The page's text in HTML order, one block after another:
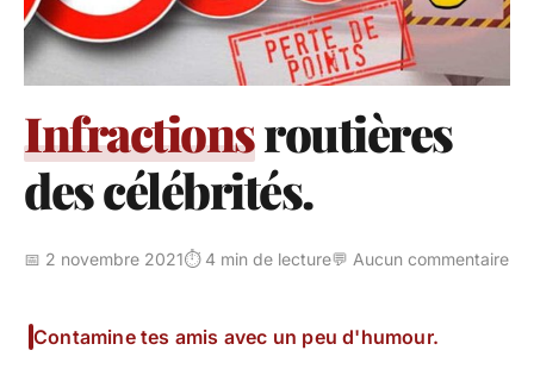
Infractionsroutières
des célébrités.
📅 2 novembre 2021⏱️ 4 min de lecture💬 Aucun commentaire
Contamine tes amis avec un peu d'humour.